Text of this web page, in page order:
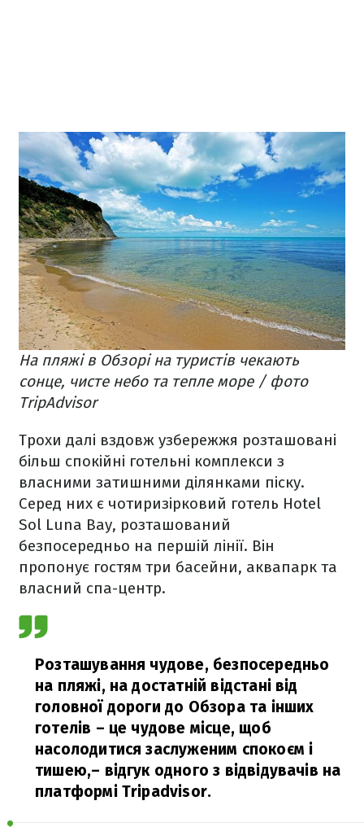
На пляжі в Обзорі на туристів чекають
сонце, чисте небо та тепле море / фото
TripAdvisor
Трохи далі вздовж узбережжя розташовані
більш спокійні готельні комплекси з
власними затишними ділянками піску.
Серед них є чотиризірковий готель Hotel
Sol Luna Bay, розташований
безпосередньо на першій лінії. Він
пропонує гостям три басейни, аквапарк та
власний спа-центр.
Розташування чудове, безпосередньо
на пляжі, на достатній відстані від
головної дороги до Обзора та інших
готелів – це чудове місце, щоб
насолодитися заслуженим спокоєм і
тишею,– відгук одного з відвідувачів на
платформі Tripadvisor.